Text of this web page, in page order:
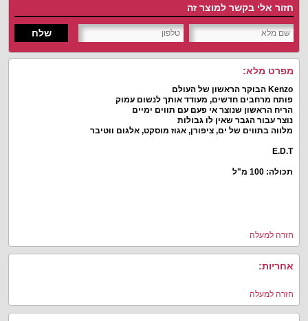
חזור אלי בקשר למוצר זה
שלח
מפרט מלא:
Kenzo הבוקר הראשון של העולם
פותח מרחבים חדשים, מעודד אותך לנשום עמוק
הריח הראשון שנוצר אי פעם עם תווים ימיים
נוצר עבור הגבר שאין לו גבולות
מלווה בתווים של ים, ציפורן, אגוז מוסקט, אלגום ווטיבר
E.D.T
תכולה: 100 מ"ל
חזרה למעלה
אחריות:
חזרה למעלה